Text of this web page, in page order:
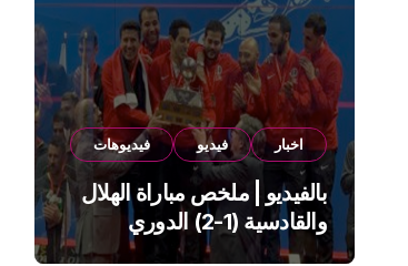
اخبار فيديو فيديوهات
بالفيديو | ملخص مباراة الهلال
والقادسية (1-2) الدوري
السعودي